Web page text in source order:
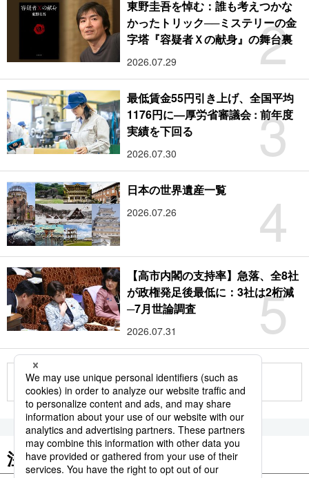
2
東野圭吾を悼む：誰も考えつかな
かったトリック──ミステリーの金
字塔『容疑者Ｘの献身』の舞台裏
2026.07.29
3
最低賃金55円引き上げ、全国平均
1176円に―厚労省審議会 : 前年度
実績を下回る
2026.07.30
4
日本の世界遺産一覧
2026.07.26
5
【高市内閣の支持率】急落、全8社
が政権発足後最低に：3社は2桁減
─7月世論調査
2026.07.31
もっと見る
注目のキーワード